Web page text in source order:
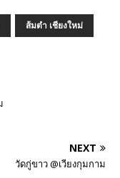
ส้มตำ เชียงใหม่
NEXT
วัดกู่ขาว @เวียงกุมกาม